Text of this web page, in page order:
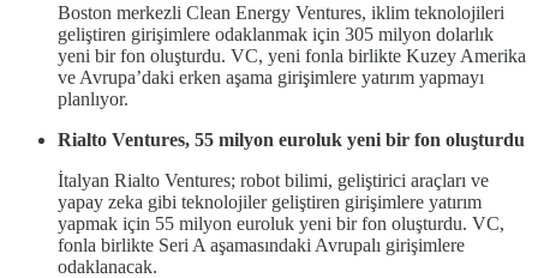
Boston merkezli Clean Energy Ventures, iklim teknolojileri
geliştiren girişimlere odaklanmak için 305 milyon dolarlık
yeni bir fon oluşturdu. VC, yeni fonla birlikte Kuzey Amerika
ve Avrupa’daki erken aşama girişimlere yatırım yapmayı
planlıyor.
Rialto Ventures, 55 milyon euroluk yeni bir fon oluşturdu
İtalyan Rialto Ventures; robot bilimi, geliştirici araçları ve
yapay zeka gibi teknolojiler geliştiren girişimlere yatırım
yapmak için 55 milyon euroluk yeni bir fon oluşturdu. VC,
fonla birlikte Seri A aşamasındaki Avrupalı girişimlere
odaklanacak.